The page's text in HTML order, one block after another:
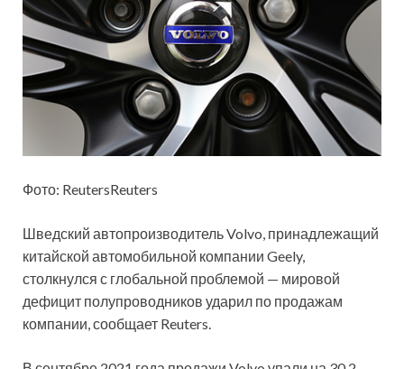
Фото: ReutersReuters
Шведский автопроизводитель Volvo, принадлежащий
китайской автомобильной компании Geely,
столкнулся с глобальной проблемой — мировой
дефицит полупроводников ударил по продажам
компании, сообщает Reuters.